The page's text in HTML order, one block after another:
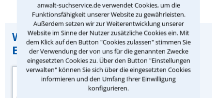
anwalt-suchservice.de verwendet Cookies, um die
Funktionsfähigkeit unserer Website zu gewährleisten.
Außerdem setzen wir zur Weiterentwicklung unserer
Website im Sinne der Nutzer zusätzliche Cookies ein. Mit
dem Klick auf den Button "Cookies zulassen" stimmen Sie
der Verwendung der von uns für die genannten Zwecke
eingesetzten Cookies zu. Über den Button "Einstellungen
verwalten" können Sie sich über die eingesetzten Cookies
informieren und den Umfang Ihrer Einwilligung
konfigurieren.
Wichtiger Hinweis zu dieser
Entscheidung:
Quelle der
Urteilszusammenfassung:
Zeitschrift „Miet-